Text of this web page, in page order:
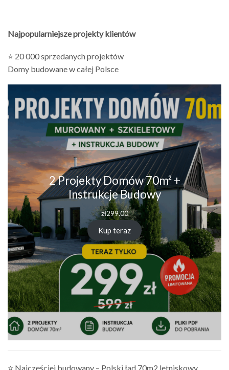
Najpopularniejsze projekty klientów
⭐ 20 000 sprzedanych projektów
Domy budowane w całej Polsce
2 Projekty Domów 70m² +
Instrukcje Budowy
zł299.00
Kup teraz
⭐ Najczęściej budowany – Polski ład 70m2 letniskowy